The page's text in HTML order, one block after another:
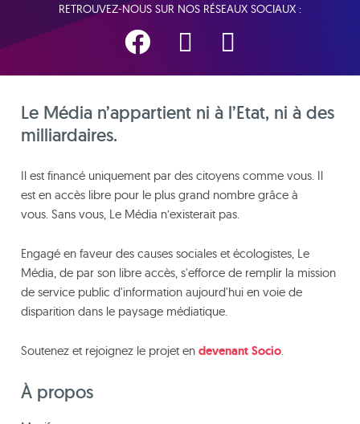
RETROUVEZ-NOUS SUR NOS RÉSEAUX SOCIAUX :
Le Média n’appartient ni à l’Etat, ni à des
milliardaires.
Il est financé uniquement par des citoyens comme vous. Il
est en accès libre pour le plus grand nombre grâce à
vous. Sans vous, Le Média n’existerait pas.
Engagé en faveur des causes sociales et écologistes, Le
Média, de par son libre accès, s'efforce de remplir la mission
de service public d'information aujourd'hui en voie de
disparition dans le paysage médiatique.
Soutenez et rejoignez le projet en devenant Socio.
À propos